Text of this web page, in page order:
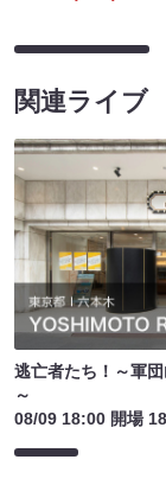
関連ライブ
逃亡者たち！～軍
～
08/09 18:00 開場